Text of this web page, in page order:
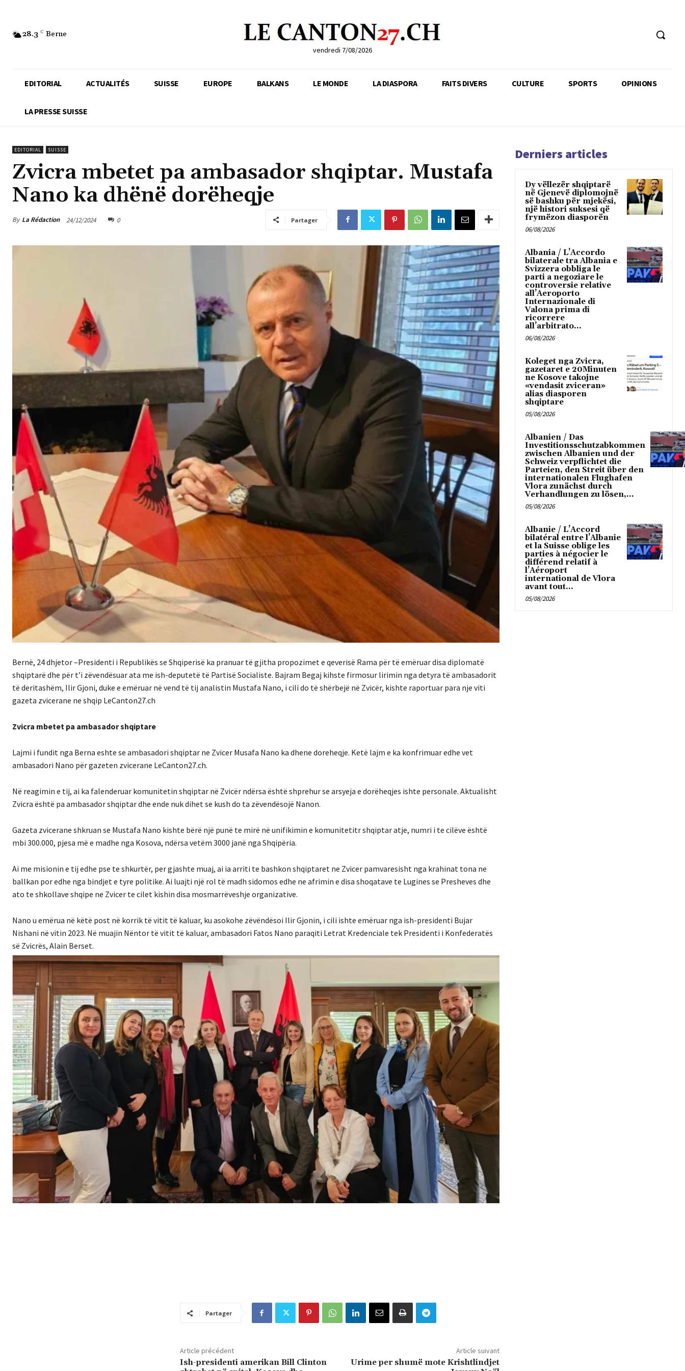
28.3 C Berne
vendredi 7/08/2026
EDITORIAL ACTUALITÉS SUISSE EUROPE BALKANS LE MONDE LA DIASPORA FAITS DIVERS CULTURE SPORTS OPINIONS
LA PRESSE SUISSE
EDITORIAL SUISSE
Zvicra mbetet pa ambasador shqiptar. Mustafa
Nano ka dhënë dorëheqje
By La Rédaction 24/12/2024 0 Partager
Bernë, 24 dhjetor –Presidenti i Republikës se Shqiperisë ka pranuar të gjitha propozimet e qeverisë Rama për të emëruar disa diplomatë
shqiptarë dhe për t’i zëvendësuar ata me ish-deputetë të Partisë Socialiste. Bajram Begaj kihste firmosur lirimin nga detyra të ambasadorit
të deritashëm, Ilir Gjoni, duke e emëruar në vend të tij analistin Mustafa Nano, i cili do të shërbejë në Zvicër, kishte raportuar para nje viti
gazeta zvicerane ne shqip LeCanton27.ch
Zvicra mbetet pa ambasador shqiptare
Lajmi i fundit nga Berna eshte se ambasadori shqiptar ne Zvicer Musafa Nano ka dhene doreheqje. Ketë lajm e ka konfrimuar edhe vet
ambasadori Nano për gazeten zvicerane LeCanton27.ch.
Në reagimin e tij, ai ka falenderuar komunitetin shqiptar në Zvicër ndërsa është shprehur se arsyeja e dorëheqjes ishte personale. Aktualisht
Zvicra është pa ambasador shqiptar dhe ende nuk dihet se kush do ta zëvendësojë Nanon.
Gazeta zvicerane shkruan se Mustafa Nano kishte bërë një punë te mirë në unifikimin e komunitetitr shqiptar atje, numri i te cilëve është
mbi 300.000, pjesa më e madhe nga Kosova, ndërsa vetëm 3000 janë nga Shqipëria.
Ai me misionin e tij edhe pse te shkurtër, per gjashte muaj, ai ia arriti te bashkon shqiptaret ne Zvicer pamvaresisht nga krahinat tona ne
ballkan por edhe nga bindjet e tyre politike. Ai luajti një rol të madh sidomos edhe ne afrimin e disa shoqatave te Lugines se Presheves dhe
ato te shkollave shqipe ne Zvicer te cilet kishin disa mosmarrëveshje organizative.
Nano u emërua në këtë post në korrik të vitit të kaluar, ku asokohe zëvëndësoi Ilir Gjonin, i cili ishte emëruar nga ish-presidenti Bujar
Nishani në vitin 2023. Në muajin Nëntor të vitit të kaluar, ambasadori Fatos Nano paraqiti Letrat Kredenciale tek Presidenti i Konfederatës
së Zvicrës, Alain Berset.
Partager
Article précédent
Ish-presidenti amerikan Bill Clinton
Article suivant
Urime per shumë mote Krishtlindjet
Derniers articles
Dy vëllezër shqiptarë
në Gjenevë diplomojnë
së bashku për mjekësi,
një histori suksesi që
frymëzon diasporën
06/08/2026
Albania / L’Accordo
bilaterale tra Albania e
Svizzera obbliga le
parti a negoziare le
controversie relative
all’Aeroporto
Internazionale di
Valona prima di
ricorrere
all’arbitrato...
06/08/2026
Koleget nga Zvicra,
gazetaret e 20Minuten
ne Kosove takojne
«vendasit zviceran»
alias diasporen
shqiptare
05/08/2026
Albanien / Das
Investitionsschutzabkommen
zwischen Albanien und der
Schweiz verpflichtet die
Parteien, den Streit über den
internationalen Flughafen
Vlora zunächst durch
Verhandlungen zu lösen,...
05/08/2026
Albanie / L’Accord
bilatéral entre l’Albanie
et la Suisse oblige les
parties à négocier le
différend relatif à
l’Aéroport
international de Vlora
avant tout...
05/08/2026